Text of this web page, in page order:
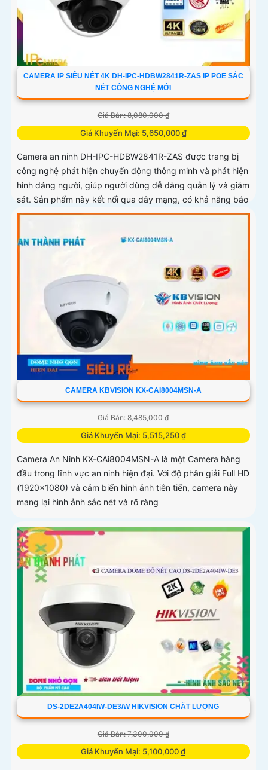
CAMERA IP SIÊU NÉT 4K DH-IPC-HDBW2841R-ZAS IP POE SẮC
NÉT CÔNG NGHỆ MỚI
Giá Bán: 8,080,000 ₫
Giá Khuyến Mại: 5,650,000 ₫
Camera an ninh DH-IPC-HDBW2841R-ZAS được trang bị
công nghệ phát hiện chuyển động thông minh và phát hiện
hình dáng người, giúp người dùng dễ dàng quản lý và giám
sát. Sản phẩm này kết nối qua dây mạng, có khả năng báo
động khi xâm nhập hàng rào ảo
CAMERA KBVISION KX-CAI8004MSN-A
Giá Bán: 8,485,000 ₫
Giá Khuyến Mại: 5,515,250 ₫
Camera An Ninh KX-CAi8004MSN-A là một Camera hàng
đầu trong lĩnh vực an ninh hiện đại. Với độ phân giải Full HD
(1920x1080) và cảm biến hình ảnh tiên tiến, camera này
mang lại hình ảnh sắc nét và rõ ràng
DS-2DE2A404IW-DE3/W HIKVISION CHẤT LƯỢNG
Giá Bán: 7,300,000 ₫
Giá Khuyến Mại: 5,100,000 ₫